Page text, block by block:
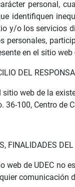
personal,
identifiquen
y/o los servicios
personales,
en el sitio
DEL
web de la
36-100, Centro
FINALIDADES
web de UDEC no
comunicación